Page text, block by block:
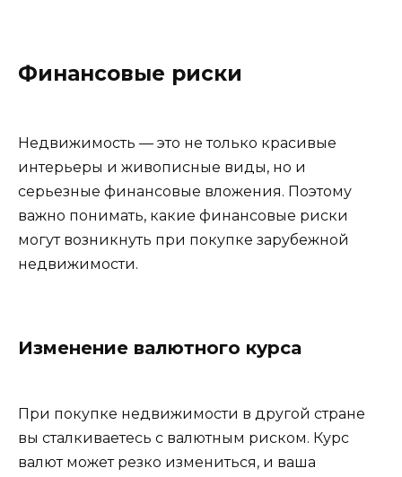
Финансовые риски
Недвижимость — это не только красивые
интерьеры и живописные виды, но и
серьезные финансовые вложения. Поэтому
важно понимать, какие финансовые риски
могут возникнуть при покупке зарубежной
недвижимости.
Изменение валютного курса
При покупке недвижимости в другой стране
вы сталкиваетесь с валютным риском. Курс
валют может резко измениться, и ваша